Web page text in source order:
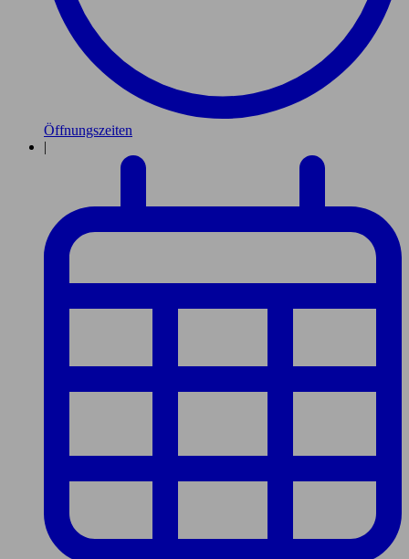
Öffnungszeiten
|